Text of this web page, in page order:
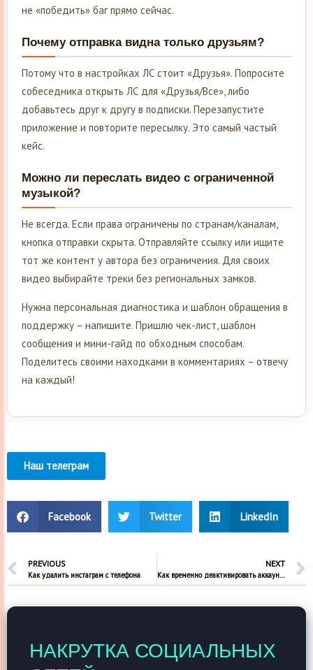
не «победить» баг прямо сейчас.
Почему отправка видна только друзьям?
Потому что в настройках ЛС стоит «Друзья». Попросите
собеседника открыть ЛС для «Друзья/Все», либо
добавьтесь друг к другу в подписки. Перезапустите
приложение и повторите пересылку. Это самый частый
кейс.
Можно ли переслать видео с ограниченной
музыкой?
Не всегда. Если права ограничены по странам/каналам,
кнопка отправки скрыта. Отправляйте ссылку или ищите
тот же контент у автора без ограничения. Для своих
видео выбирайте треки без региональных замков.
Нужна персональная диагностика и шаблон обращения в
поддержку – напишите. Пришлю чек-лист, шаблон
сообщения и мини-гайд по обходным способам.
Поделитесь своими находками в комментариях – отвечу
на каждый!
Наш телеграм
Facebook Twitter LinkedIn
PREVIOUS
Как удалить инстаграм с телефона
NEXT
Как временно деактивировать аккаунт в инстаграм
НАКРУТКА СОЦИАЛЬНЫХ